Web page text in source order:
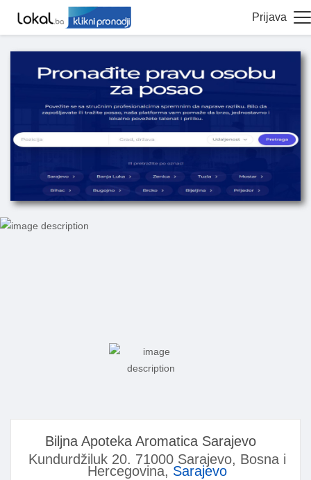
Prijava
Biljna Apoteka Aromatica Sarajevo
Kundurdžiluk 20. 71000 Sarajevo, Bosna i
Hercegovina, Sarajevo